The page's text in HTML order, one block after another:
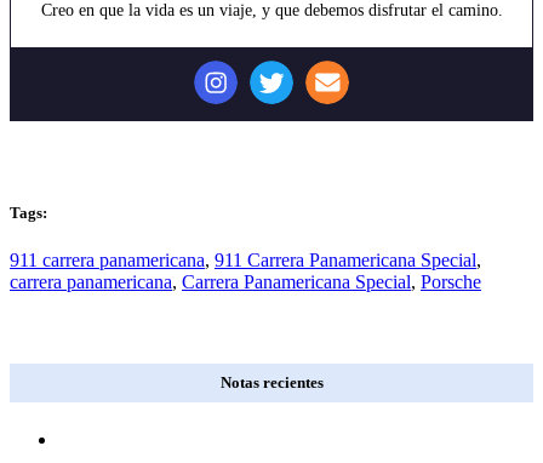
Creo en que la vida es un viaje, y que debemos disfrutar el camino.
Tags:
911 carrera panamericana, 911 Carrera Panamericana Special,
carrera panamericana, Carrera Panamericana Special, Porsche
Notas recientes